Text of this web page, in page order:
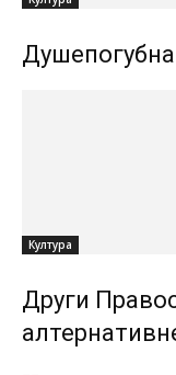
Култура
Други